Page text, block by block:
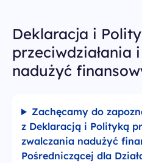
Deklaracja i
przeciwdziałania
nadużyć
Zachęcamy do
z Deklaracją i Polityką
zwalczania nadużyć
Pośredniczącej dla